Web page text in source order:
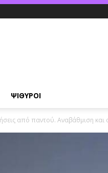
ΨΙΘΥΡΟΙ
από παντού. Αναβάθμιση